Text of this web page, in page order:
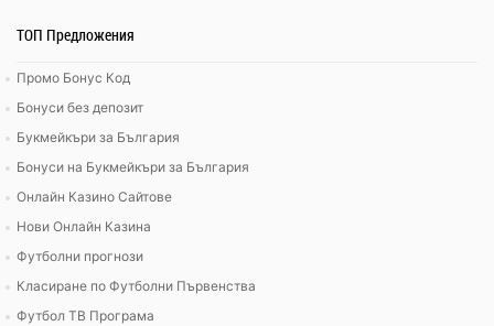
ТОП Предложения
Промо Бонус Код
Бонуси без депозит
Букмейкъри за България
Бонуси на Букмейкъри за България
Онлайн Казино Сайтове
Нови Онлайн Казина
Футболни прогнози
Класиране по Футболни Първенства
Футбол ТВ Програма